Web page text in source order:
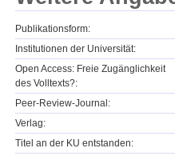
Publikationsform:
Institutionen der Universität:
Open Access: Freie Zugänglichkeit
des Volltexts?:
Peer-Review-Journal:
Verlag:
Titel an der KU entstanden: